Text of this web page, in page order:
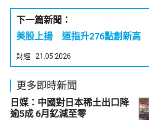
下一篇新聞：
美股上揚 道指升276點創新高
財經 21.05.2026
更多即時新聞
日媒：中國對日本稀土出口降
逾5成 6月釔減至零